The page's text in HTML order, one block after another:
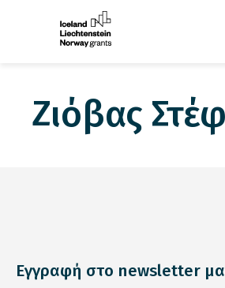
Ζιόβας
Εγγραφή στο newsletter